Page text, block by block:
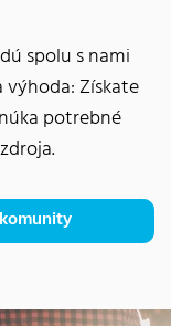
spolu s nami
Získate
potrebné